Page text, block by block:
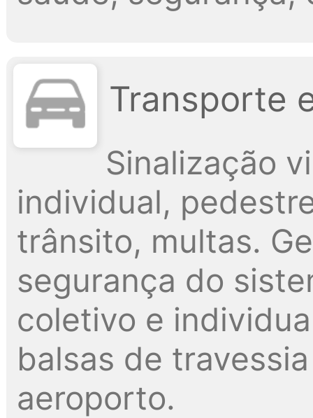
Transporte
Sinalização
individual,
trânsito, multas.
segurança do
coletivo e
balsas de
aeroporto.